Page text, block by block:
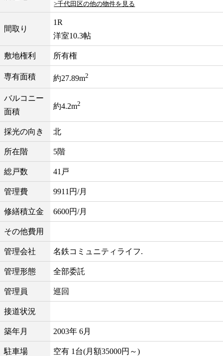
>千代田区の他の物件を見る
間取り
1R
洋室10.3帖
敷地権利 所有権
専有面積 約27.89m2
バルコニー
面積
約4.2m2
採光の向き 北
所在階 5階
総戸数 41戸
管理費 9911円/月
修繕積立金 6600円/月
その他費用
管理会社 名鉄コミュニティライフ.
管理形態 全部委託
管理員 巡回
接道状況
築年月 2003年 6月
駐車場 空有 1台(月額35000円～)